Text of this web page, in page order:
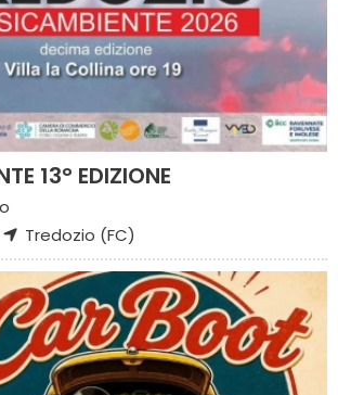
13° EDIZIONE
Tredozio (FC)